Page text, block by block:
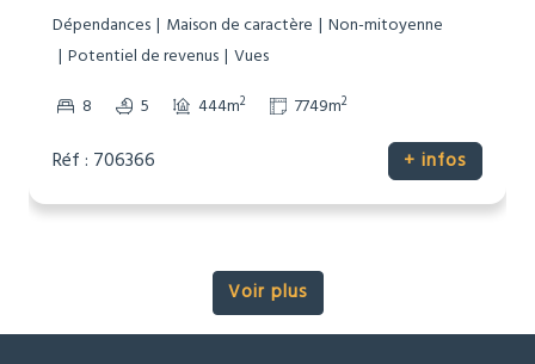
Dépendances Maison de caractère
Non-mitoyenne
Potentiel de revenus Vues
8
5 444m2 7749m2
Réf : 706366 + infos
Voir plus